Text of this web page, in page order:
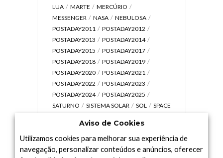
LUA
MARTE
MERCÚRIO
MESSENGER
NASA
NEBULOSA
POSTADAY2011
POSTADAY2012
POSTADAY2013
POSTADAY2014
POSTADAY2015
POSTADAY2017
POSTADAY2018
POSTADAY2019
POSTADAY2020
POSTADAY2021
POSTADAY2022
POSTADAY2023
POSTADAY2024
POSTADAY2025
SATURNO
SISTEMA SOLAR SOL
SPACE
UNIVERSO
VÍDEO
Aviso de Cookies
Utilizamos cookies para melhorar sua experiência de
navegação, personalizar conteúdos e anúncios, oferecer